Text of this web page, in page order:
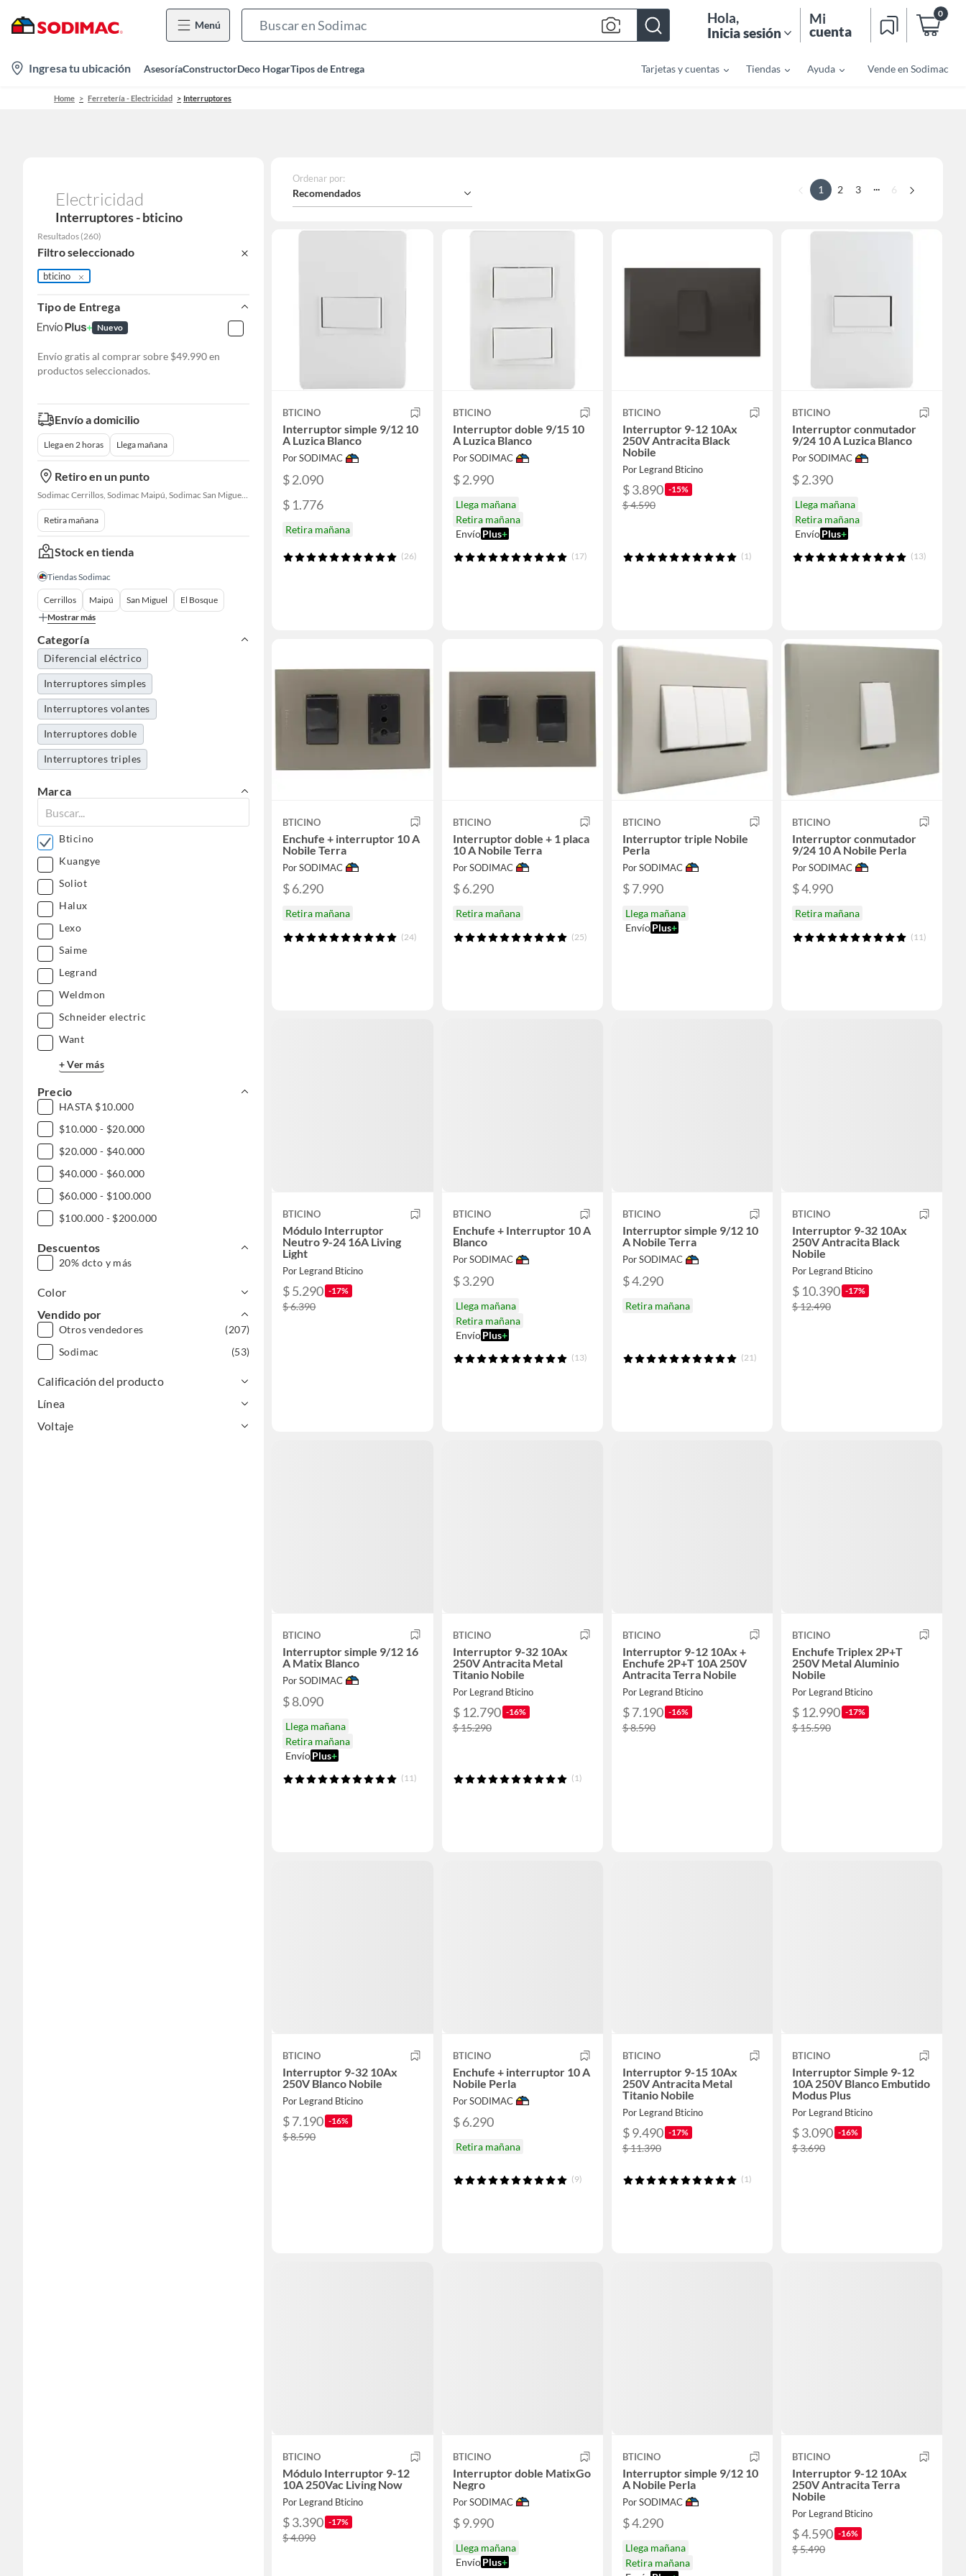
Menú
Bar
Hola,
Inicia sesión
Mi
cuenta
0
location-
icon
Ingresa tu ubicación AsesoríaConstructorDeco HogarTipos de Entrega Tarjetas y cuentas Tiendas Ayuda Vende en Sodimac
Home Ferretería - Electricidad Interruptores
Electricidad
Interruptores - bticino
Resultados (260)
Filtro seleccionado
bticino
Tipo de Entrega
Nuevo
Envío gratis al comprar sobre $49.990 en
productos seleccionados.
Envío a domicilio
Llega en 2 horas Llega mañana
Retiro en un punto
Sodimac Cerrillos, Sodimac Maipú, Sodimac San Miguel, Sodimac El Bosque, Sodimac San Bernardo, Constructor Cantagallo, Sodimac Talagante, Sodimac San Fernando
Retira mañana
Stock en tienda
Tiendas Sodimac
Cerrillos Maipú San Miguel
El Bosque
Mostrar más
Categoría
Diferencial eléctrico
Interruptores simples
Interruptores volantes
Interruptores doble
Interruptores triples
Marca
Bticino
Kuangye
Soliot
Halux
Lexo
Saime
Legrand
Weldmon
Schneider electric
Want
+ Ver más
Precio
HASTA $10.000
$10.000 - $20.000
$20.000 - $40.000
$40.000 - $60.000
$60.000 - $100.000
$100.000 - $200.000
Descuentos
20% dcto y más
Color
Vendido por
Otros vendedores
(207)
Sodimac
(53)
Calificación del producto
Línea
Voltaje
Ordenar por:
Recomendados 1 2 3 ... 6
BTICINO
Interruptor simple 9/12 10
A Luzica Blanco
Por SODIMAC
$ 2.090
$ 1.776
Retira mañana
(26)
BTICINO
Interruptor doble 9/15 10
A Luzica Blanco
Por SODIMAC
$ 2.990
Llega mañana
Retira mañana
Envío Plus+
(17)
BTICINO
Interruptor 9-12 10Ax
250V Antracita Black
Nobile
Por Legrand Bticino
$ 3.890 -15%
$ 4.590
(1)
BTICINO
Interruptor conmutador
9/24 10 A Luzica Blanco
Por SODIMAC
$ 2.390
Llega mañana
Retira mañana
EnvíoPlus+
(13)
BTICINO
Enchufe + interruptor 10 A
Nobile Terra
Por SODIMAC
$ 6.290
Retira mañana
(24)
BTICINO
Interruptor doble + 1 placa
10 A Nobile Terra
Por SODIMAC
$ 6.290
Retira mañana
(25)
BTICINO
Interruptor triple Nobile
Perla
Por SODIMAC
$ 7.990
Llega mañana
EnvíoPlus+
BTICINO
Interruptor conmutador
9/24 10 A Nobile Perla
Por SODIMAC
$ 4.990
Retira mañana
(11)
BTICINO
Módulo Interruptor
Neutro 9-24 16A Living
Light
Por Legrand Bticino
$ 5.290 -17%
$ 6.390
BTICINO
Enchufe + Interruptor 10 A
Blanco
Por SODIMAC
$ 3.290
Llega mañana
Retira mañana
Envío Plus+
(13)
BTICINO
Interruptor simple 9/12 10
A Nobile Terra
Por SODIMAC
$ 4.290
Retira mañana
(21)
BTICINO
Interruptor 9-32 10Ax
250V Antracita Black
Nobile
Por Legrand Bticino
$ 10.390 -17%
$ 12.490
BTICINO
Interruptor simple 9/12 16
A Matix Blanco
Por SODIMAC
$ 8.090
Llega mañana
Retira mañana
EnvíoPlus+
(11)
BTICINO
Interruptor 9-32 10Ax
250V Antracita Metal
Titanio Nobile
Por Legrand Bticino
$ 12.790 -16%
$ 15.290
(1)
BTICINO
Interruptor 9-12 10Ax +
Enchufe 2P+T 10A 250V
Antracita Terra Nobile
Por Legrand Bticino
$ 7.190 -16%
$ 8.590
BTICINO
Enchufe Triplex 2P+T
250V Metal Aluminio
Nobile
Por Legrand Bticino
$ 12.990 -17%
$ 15.590
BTICINO
Interruptor 9-32 10Ax
250V Blanco Nobile
Por Legrand Bticino
$ 7.190 -16%
$ 8.590
BTICINO
Enchufe + interruptor 10 A
Nobile Perla
Por SODIMAC
$ 6.290
Retira mañana
(9)
BTICINO
Interruptor 9-15 10Ax
250V Antracita Metal
Titanio Nobile
Por Legrand Bticino
$ 9.490 -17%
$ 11.390
(1)
BTICINO
Interruptor Simple 9-12
10A 250V Blanco Embutido
Modus Plus
Por Legrand Bticino
$ 3.090 -16%
$ 3.690
BTICINO
Módulo Interruptor 9-12
10A 250Vac Living Now
Por Legrand Bticino
$ 3.390 -17%
$ 4.090
BTICINO
Interruptor doble MatixGo
Negro
Por SODIMAC
$ 9.990
Llega mañana
Envío Plus+
BTICINO
Interruptor simple 9/12 10
A Nobile Perla
Por SODIMAC
$ 4.290
Llega mañana
Retira mañana
BTICINO
Interruptor 9-12 10Ax
250V Antracita Terra
Nobile
Por Legrand Bticino
$ 4.590 -16%
$ 5.490